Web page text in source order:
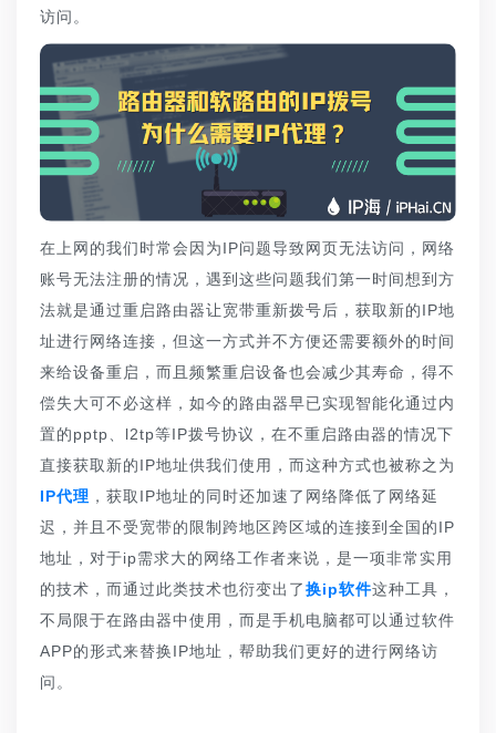
访问。
在上网的我们时常会因为IP问题导致网页无法访问，网络
账号无法注册的情况，遇到这些问题我们第一时间想到方
法就是通过重启路由器让宽带重新拨号后，获取新的IP地
址进行网络连接，但这一方式并不方便还需要额外的时间
来给设备重启，而且频繁重启设备也会减少其寿命，得不
偿失大可不必这样，如今的路由器早已实现智能化通过内
置的pptp、l2tp等IP拨号协议，在不重启路由器的情况下
直接获取新的IP地址供我们使用，而这种方式也被称之为
IP代理 ，获取IP地址的同时还加速了网络降低了网络延
迟，并且不受宽带的限制跨地区跨区域的连接到全国的IP
地址，对于ip需求大的网络工作者来说，是一项非常实用
的技术，而通过此类技术也衍变出了换ip软件这种工具，
不局限于在路由器中使用，而是手机电脑都可以通过软件
APP的形式来替换IP地址，帮助我们更好的进行网络访
问。